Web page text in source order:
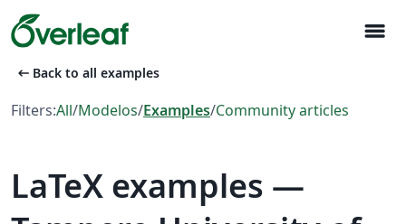
menu
arrow_left_alt Back to all examples
Filters:All/Modelos/Examples/Community articles
LaTeX examples —